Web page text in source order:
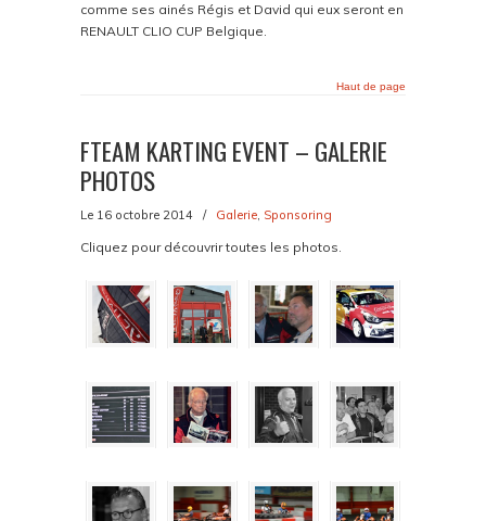
comme ses ainés Régis et David qui eux seront en
RENAULT CLIO CUP Belgique.
Haut de page
FTEAM KARTING EVENT – GALERIE
PHOTOS
Le 16 octobre 2014 / Galerie, Sponsoring
Cliquez pour découvrir toutes les photos.